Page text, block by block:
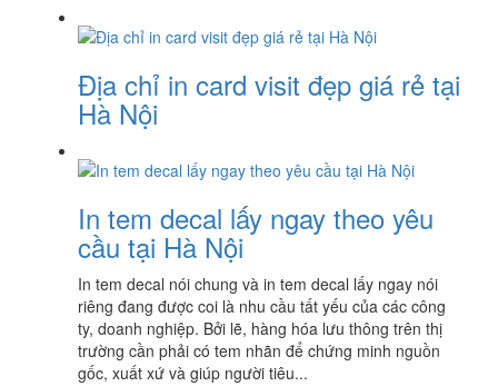
Địa chỉ in card visit đẹp giá rẻ tại
Hà Nội
In tem decal lấy ngay theo yêu
cầu tại Hà Nội
In tem decal nói chung và in tem decal lấy ngay nói
riêng đang được coi là nhu cầu tất yếu của các công
ty, doanh nghiệp. Bởi lẽ, hàng hóa lưu thông trên thị
trường cần phải có tem nhãn để chứng minh nguồn
gốc, xuất xứ và giúp người tiêu...